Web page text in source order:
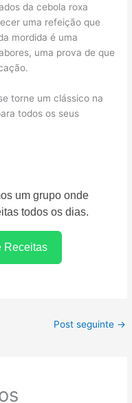
da cebola roxa
uma refeição que
mordida é uma
uma prova de que
torne um clássico na
todos os seus
um grupo onde
todos os dias.
Receitas
Post seguinte →